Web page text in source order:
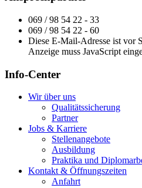
069 / 98 54 22 - 33
069 / 98 54 22 - 60
Diese E-Mail-Adresse ist vor
Anzeige muss JavaScript
Info-Center
Wir über uns
Qualitätssicherung
Partner
Jobs & Karriere
Stellenangebote
Ausbildung
Praktika und
Kontakt & Öffnungszeiten
Anfahrt